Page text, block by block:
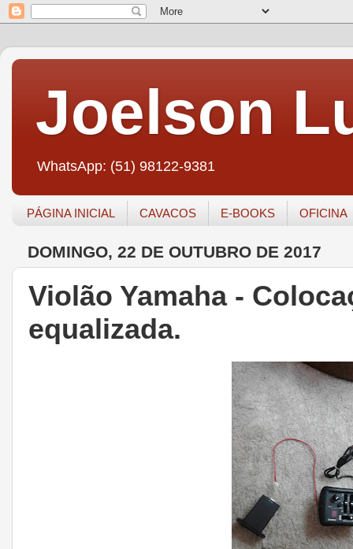
Joelson
WhatsApp: (51) 98122-9381
PÁGINA INICIAL CAVACOS E-BOOKS OFICINA
DOMINGO, 22 DE OUTUBRO DE 2017
Violão Yamaha -
equalizada.